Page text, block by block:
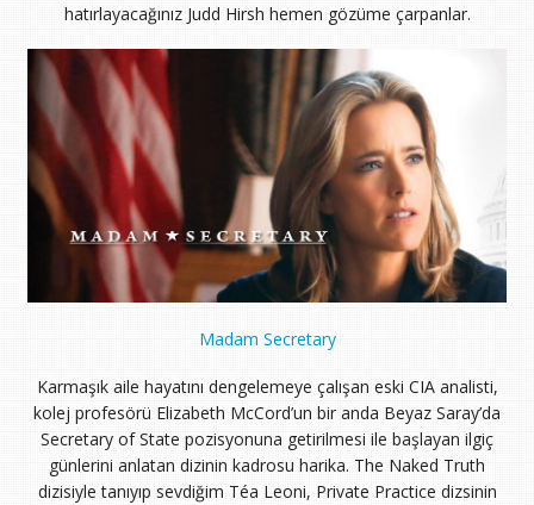
hatırlayacağınız Judd Hirsh hemen gözüme çarpanlar.
Madam Secretary
Karmaşık aile hayatını dengelemeye çalışan eski CIA analisti,
kolej profesörü Elizabeth McCord’un bir anda Beyaz Saray’da
Secretary of State pozisyonuna getirilmesi ile başlayan ilgiç
günlerini anlatan dizinin kadrosu harika. The Naked Truth
dizisiyle tanıyıp sevdiğim Téa Leoni, Private Practice dizsinin